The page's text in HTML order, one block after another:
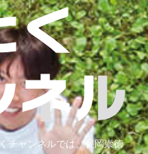
チャンネルでは、長岡崇徳